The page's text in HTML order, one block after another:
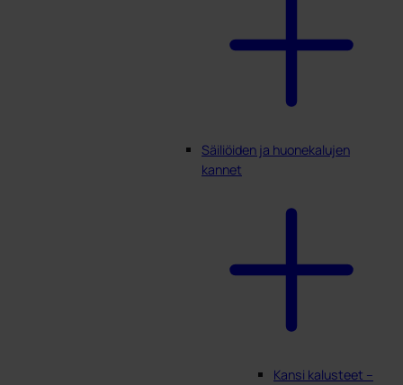
Säiliöiden ja huonekalujen
kannet
Kansi kalusteet –